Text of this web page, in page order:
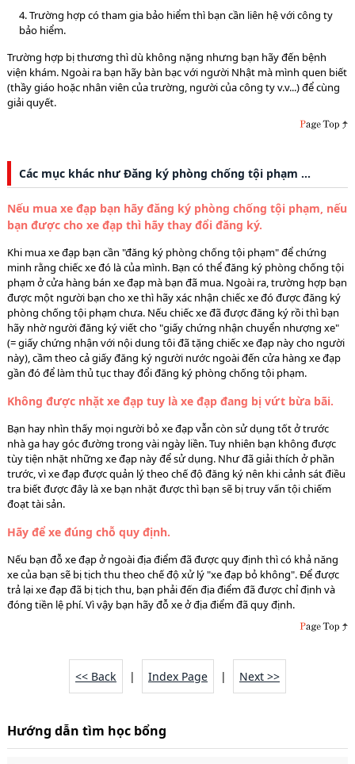
4. Trường hợp có tham gia bảo hiểm thì bạn cần liên hệ với công ty
bảo hiểm.
Trường hợp bị thương thì dù không nặng nhưng bạn hãy đến bệnh
viện khám. Ngoài ra bạn hãy bàn bạc với người Nhật mà mình quen biết
(thầy giáo hoặc nhân viên của trường, người của công ty v.v...) để cùng
giải quyết.
Các mục khác như Đăng ký phòng chống tội phạm …
Nếu mua xe đạp bạn hãy đăng ký phòng chống tội phạm, nếu
bạn được cho xe đạp thì hãy thay đổi đăng ký.
Khi mua xe đạp bạn cần "đăng ký phòng chống tội phạm" để chứng
minh rằng chiếc xe đó là của mình. Bạn có thể đăng ký phòng chống tội
phạm ở cửa hàng bán xe đạp mà bạn đã mua. Ngoài ra, trường hợp bạn
được một người bạn cho xe thì hãy xác nhận chiếc xe đó được đăng ký
phòng chống tội phạm chưa. Nếu chiếc xe đã được đăng ký rồi thì bạn
hãy nhờ người đăng ký viết cho "giấy chứng nhận chuyển nhượng xe"
(= giấy chứng nhận với nội dung tôi đã tặng chiếc xe đạp này cho người
này), cầm theo cả giấy đăng ký người nước ngoài đến cửa hàng xe đạp
gần đó để làm thủ tục thay đổi đăng ký phòng chống tội phạm.
Không được nhặt xe đạp tuy là xe đạp đang bị vứt bừa bãi.
Bạn hay nhìn thấy mọi người bỏ xe đạp vẫn còn sử dụng tốt ở trước
nhà ga hay góc đường trong vài ngày liền. Tuy nhiên bạn không được
tùy tiện nhặt những xe đạp này để sử dụng. Như đã giải thích ở phần
trước, vì xe đạp được quản lý theo chế độ đăng ký nên khi cảnh sát điều
tra biết được đây là xe bạn nhặt được thì bạn sẽ bị truy vấn tội chiếm
đoạt tài sản.
Hãy để xe đúng chỗ quy định.
Nếu bạn đỗ xe đạp ở ngoài địa điểm đã được quy định thì có khả năng
xe của bạn sẽ bị tịch thu theo chế độ xử lý "xe đạp bỏ không". Để được
trả lại xe đạp đã bị tịch thu, bạn phải đến địa điểm đã được chỉ định và
đóng tiền lệ phí. Vì vậy bạn hãy đỗ xe ở địa điểm đã quy định.
<< Back | Index Page | Next >>
Hướng dẫn tìm học bổng